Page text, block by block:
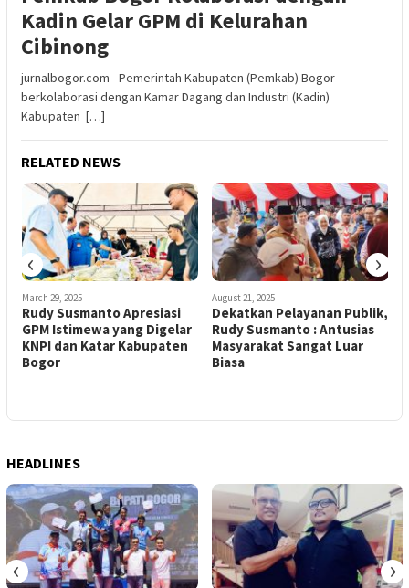
Kadin Gelar GPM di Kelurahan
Cibinong
jurnalbogor.com - Pemerintah Kabupaten (Pemkab) Bogor
berkolaborasi dengan Kamar Dagang dan Industri (Kadin)
Kabupaten […]
RELATED NEWS
March 29, 2025
Rudy Susmanto Apresiasi
GPM Istimewa yang Digelar
KNPI dan Katar Kabupaten
Bogor
August 21, 2025
Dekatkan Pelayanan Publik,
Rudy Susmanto : Antusias
Masyarakat Sangat Luar
Biasa
‹ ›
HEADLINES
‹ ›